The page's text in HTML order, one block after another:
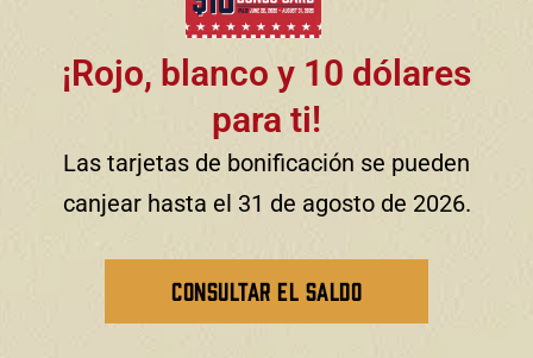
¡Rojo, blanco y 10 dólares
para ti!
Las tarjetas de bonificación se pueden
canjear hasta el 31 de agosto de 2026.
CONSULTAR EL SALDO